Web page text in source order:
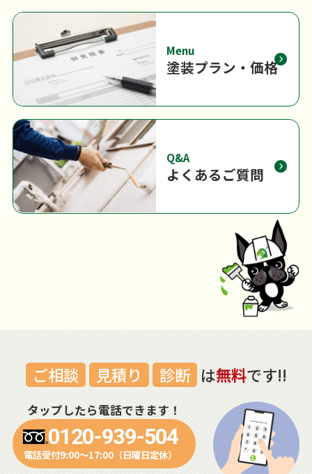
Menu
塗装プラン・価格
Q&A
よくあるご質問
ご相談 見積り 診断 は無料です!!
タップしたら電話できます！
0120-939-504
電話受付9:00～17:00（日曜日定休）